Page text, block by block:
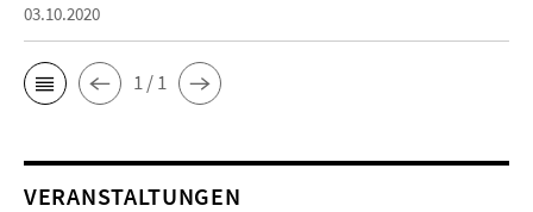
03.10.2020
1 / 1
VERANSTALTUNGEN